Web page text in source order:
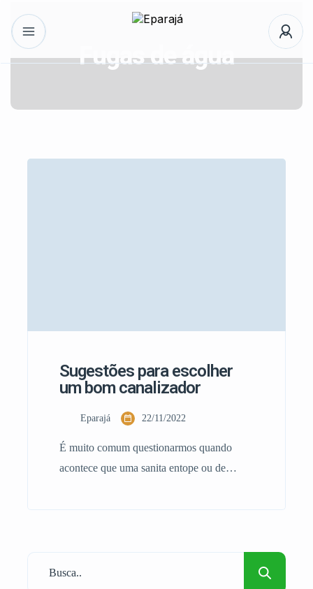
Fugas de água
Sugestões para escolher
um bom canalizador
Eparajá 22/11/2022
É muito comum questionarmos quando
acontece que uma sanita entope ou de
que desenvolvem a atividade de